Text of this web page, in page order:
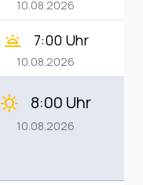
10.08.2026
wb_twilight 7:00 Uhr
10.08.2026
clear_day 8:00 Uhr
10.08.2026